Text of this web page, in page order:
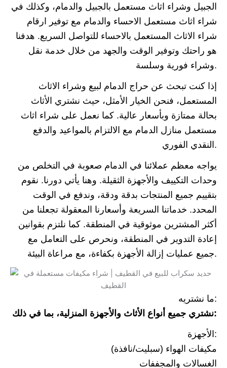
الجبيل وشراء اثاث مستعمل بالجبيل والدمام، وكذلك في
شراء اثاث مستعمل الاحساء والدمام مع توفير ارقام
شراء الاثاث المستعمل بالاحساء للتواصل السريع. هدفنا
هو راحتك وتوفير الوقت والجهد من خلال خدمة نقل
وشراء فورية وسلسة.
إذا كنت تبحث عن حراج الدمام لبيع وشراء الاثاث
المستعمل، فنحن الخيار الأمثل، حيث نشتري الأثاث
بحالة ممتازة وبأسعار عالية. كما نعمل على شراء اثاث
مستعمل منازل الدمام مع الالتزام بالمواعيد والدفع
النقدي الفوري.
يواجه معظم عملائنا في الدمام صعوبة في التخلص من
وحدات التكييف والأجهزة الثقيلة. وهنا يأتي دورنا. نقوم
بتقييم جميع المنتجات بدقة ودقة، وندفع في الوقت
المحدد. خدماتنا السريعة وأسعارنا المعقولة تجعلنا من
أكثر المشترين موثوقية في المنطقة. كما نلتزم بقوانين
إعادة التدوير في المنطقة، ونحرص على التعامل مع
جميع عمليات إزالة الأجهزة بكفاءة، مع مراعاة البيئة.
ما نشتريه:
نشتري جميع أنواع الأثاث والأجهزة المنزلية، بما في ذلك:
الأجهزة:
مكيفات الهواء (سبليت/نافذة)
الغسالات والمجففات